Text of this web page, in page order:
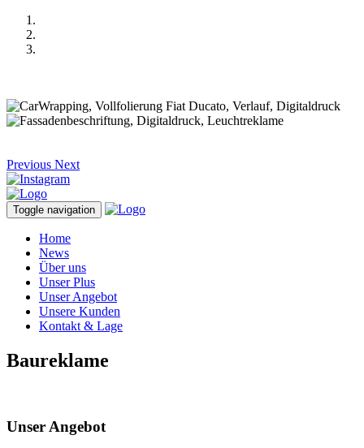
Previous Next
Toggle navigation
Home
News
Über uns
Unser Plus
Unser Angebot
Unsere Kunden
Kontakt & Lage
Baureklame
Unser Angebot